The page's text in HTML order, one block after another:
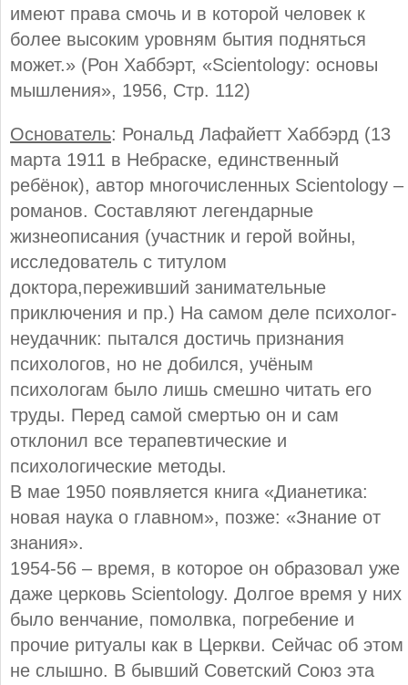
имеют права смочь и в которой человек к
более высоким уровням бытия подняться
может.» (Рон Хаббэрт, «Scientology: основы
мышления», 1956, Стр. 112)
Основатель: Рональд Лафайетт Хаббэрд (13
марта 1911 в Небраске, единственный
ребёнок), автор многочисленных Scientology –
романов. Составляют легендарные
жизнеописания (участник и герой войны,
исследователь с титулом
доктора,переживший занимательные
приключения и пр.) На самом деле психолог-
неудачник: пытался достичь признания
психологов, но не добился, учёным
психологам было лишь смешно читать его
труды. Перед самой смертью он и сам
отклонил все терапевтические и
психологические методы.
В мае 1950 появляется книга «Дианетика:
новая наука о главном», позже: «Знание от
знания».
1954-56 – время, в которое он образовал уже
даже церковь Scientology. Долгое время у них
было венчание, помолвка, погребение и
прочие ритуалы как в Церкви. Сейчас об этом
не слышно. В бывший Советский Союз эта